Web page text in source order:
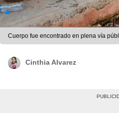
Cuerpo fue encontrado en plena vía
Cinthia Alvarez